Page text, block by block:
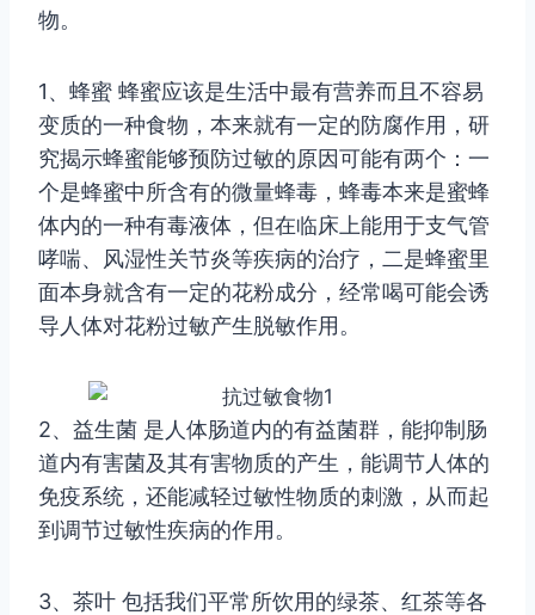
物。
1、蜂蜜 蜂蜜应该是生活中最有营养而且不容易
变质的一种食物，本来就有一定的防腐作用，研
究揭示蜂蜜能够预防过敏的原因可能有两个：一
个是蜂蜜中所含有的微量蜂毒，蜂毒本来是蜜蜂
体内的一种有毒液体，但在临床上能用于支气管
哮喘、风湿性关节炎等疾病的治疗，二是蜂蜜里
面本身就含有一定的花粉成分，经常喝可能会诱
导人体对花粉过敏产生脱敏作用。
2、益生菌 是人体肠道内的有益菌群，能抑制肠
道内有害菌及其有害物质的产生，能调节人体的
免疫系统，还能减轻过敏性物质的刺激，从而起
到调节过敏性疾病的作用。
3、茶叶 包括我们平常所饮用的绿茶、红茶等各